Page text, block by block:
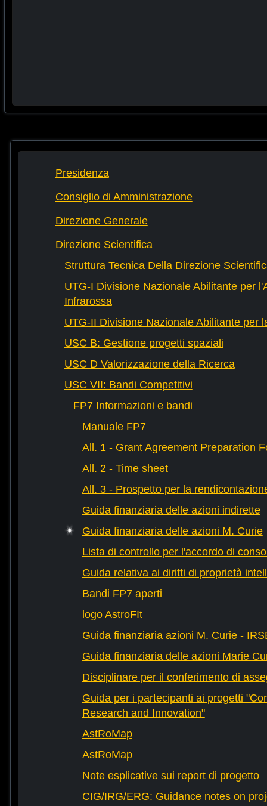
Presidenza
Consiglio di Amministrazione
Direzione Generale
Direzione Scientifica
Struttura Tecnica Della Direzione
UTG-I Divisione Nazionale Abilitante per
Infrarossa
UTG-II Divisione Nazionale Abilitante per
USC B: Gestione progetti spaziali
USC D Valorizzazione della Ricerca
USC VII: Bandi Competitivi
FP7 Informazioni e bandi
Manuale FP7
All. 1 - Grant Agreement Preparation
All. 2 - Time sheet
All. 3 - Prospetto per la
Guida finanziaria delle azioni indirette
Guida finanziaria delle azioni M. Curie
Lista di controllo per l'accordo di
Guida relativa ai diritti di proprietà
Bandi FP7 aperti
logo AstroFIt
Guida finanziaria azioni M. Curie -
Guida finanziaria delle azioni Marie
Disciplinare per il conferimento di
Guida per i partecipanti ai progetti
Research and Innovation"
AstRoMap
AstRoMap
Note esplicative sui report di progetto
CIG/IRG/ERG: Guidance notes on